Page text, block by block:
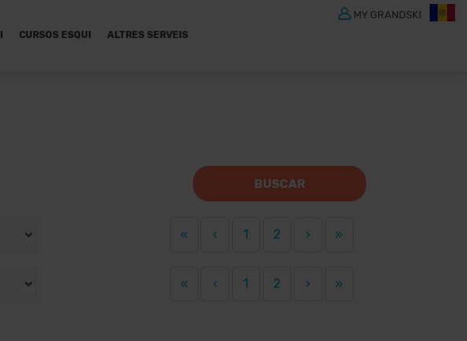
CURSOS ESQUI ALTRES SERVEIS
MY GRANDSKI
BUSCAR
« ‹ 1 2 › »
« ‹ 1 2 › »